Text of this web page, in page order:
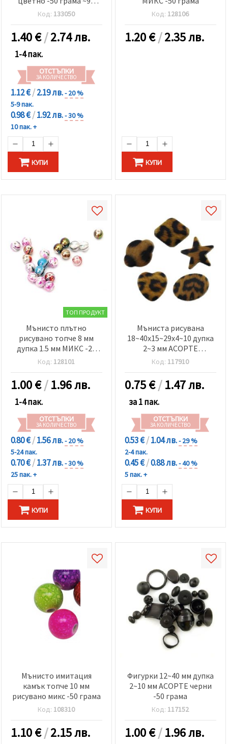
броя
Код: 133050
1.40€/2.74 лв.
1-4 пак.
ОТСТЪПКИ
ЗА КОЛИЧЕСТВО
1.12 €/2.19 лв.- 20 %
5-9 пак.
0.98 €/1.92 лв.- 30 %
10 пак. +
КУПИ
Код: 128106
1.20€/2.35 лв.
КУПИ
ТОП ПРОДУКТ
Мънисто плътно
рисувано топче 8 мм
дупка 1.5 мм МИКС -20
грама ~75 броя
Код: 128101
1.00€/1.96 лв.
1-4 пак.
ОТСТЪПКИ
ЗА КОЛИЧЕСТВО
0.80 €/1.56 лв.- 20 %
5-24 пак.
0.70 €/1.37 лв.- 30 %
25 пак. +
КУПИ
Мъниста рисувана
18~40x15~29x4~10 дупка
2~3 мм АСОРТЕ
тигрова-20 грама
Код: 117910
0.75€/1.47 лв.
за 1 пак.
ОТСТЪПКИ
ЗА КОЛИЧЕСТВО
0.53 €/1.04 лв.- 29 %
2-4 пак.
0.45 €/0.88 лв.- 40 %
5 пак. +
КУПИ
Мънисто имитация
камък топче 10 мм
рисувано микс -50 грама
Код: 108310
1.10€/2.15 лв.
Фигурки 12~40 мм дупка
2~10 мм АСОРТЕ черни
-50 грама
Код: 117152
1.00€/1.96 лв.